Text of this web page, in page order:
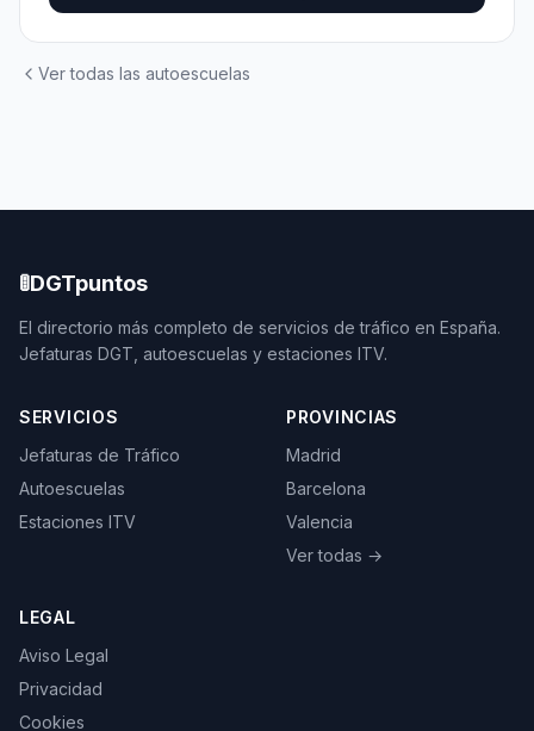
Ver todas las autoescuelas
🚦DGTpuntos
El directorio más completo de servicios de tráfico en España.
Jefaturas DGT, autoescuelas y estaciones ITV.
SERVICIOS
Jefaturas de Tráfico
Autoescuelas
Estaciones ITV
PROVINCIAS
Madrid
Barcelona
Valencia
Ver todas →
LEGAL
Aviso Legal
Privacidad
Cookies